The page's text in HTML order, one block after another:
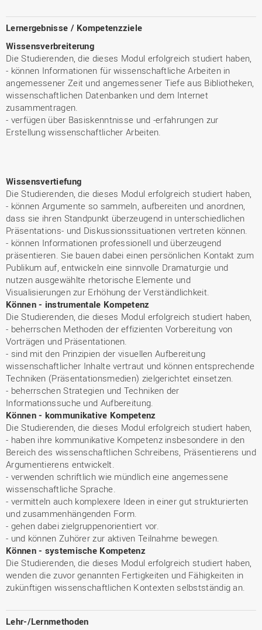
Lernergebnisse / Kompetenzziele
Wissensverbreiterung
Die Studierenden, die dieses Modul erfolgreich studiert haben,
- können Informationen für wissenschaftliche Arbeiten in
angemessener Zeit und angemessener Tiefe aus Bibliotheken,
wissenschaftlichen Datenbanken und dem Internet
zusammentragen.
- verfügen über Basiskenntnisse und -erfahrungen zur
Erstellung wissenschaftlicher Arbeiten.
Wissensvertiefung
Die Studierenden, die dieses Modul erfolgreich studiert haben,
- können Argumente so sammeln, aufbereiten und anordnen,
dass sie ihren Standpunkt überzeugend in unterschiedlichen
Präsentations- und Diskussionssituationen vertreten können.
- können Informationen professionell und überzeugend
präsentieren. Sie bauen dabei einen persönlichen Kontakt zum
Publikum auf, entwickeln eine sinnvolle Dramaturgie und
nutzen ausgewählte rhetorische Elemente und
Visualisierungen zur Erhöhung der Verständlichkeit.
Können - instrumentale Kompetenz
Die Studierenden, die dieses Modul erfolgreich studiert haben,
- beherrschen Methoden der effizienten Vorbereitung von
Vorträgen und Präsentationen.
- sind mit den Prinzipien der visuellen Aufbereitung
wissenschaftlicher Inhalte vertraut und können entsprechende
Techniken (Präsentationsmedien) zielgerichtet einsetzen.
- beherrschen Strategien und Techniken der
Informationssuche und Aufbereitung.
Können - kommunikative Kompetenz
Die Studierenden, die dieses Modul erfolgreich studiert haben,
- haben ihre kommunikative Kompetenz insbesondere in den
Bereich des wissenschaftlichen Schreibens, Präsentierens und
Argumentierens entwickelt.
- verwenden schriftlich wie mündlich eine angemessene
wissenschaftliche Sprache.
- vermitteln auch komplexere Ideen in einer gut strukturierten
und zusammenhängenden Form.
- gehen dabei zielgruppenorientiert vor.
- und können Zuhörer zur aktiven Teilnahme bewegen.
Können - systemische Kompetenz
Die Studierenden, die dieses Modul erfolgreich studiert haben,
wenden die zuvor genannten Fertigkeiten und Fähigkeiten in
zukünftigen wissenschaftlichen Kontexten selbstständig an.
Lehr-/Lernmethoden